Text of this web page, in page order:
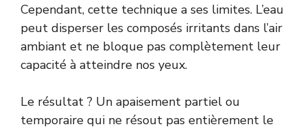
Cependant, cette technique a ses limites. L’eau
peut disperser les composés irritants dans l’air
ambiant et ne bloque pas complètement leur
capacité à atteindre nos yeux.
Le résultat ? Un apaisement partiel ou
temporaire qui ne résout pas entièrement le